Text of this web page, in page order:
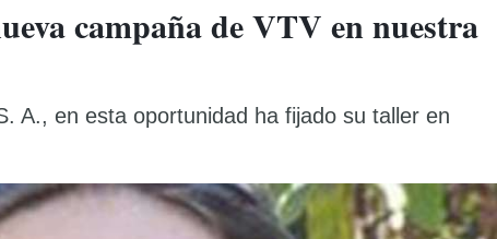
campaña de VTV en nuestra
A., en esta oportunidad ha fijado su taller en